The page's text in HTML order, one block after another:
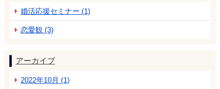
婚活応援セミナー (1)
恋愛観 (3)
アーカイブ
2022年10月 (1)